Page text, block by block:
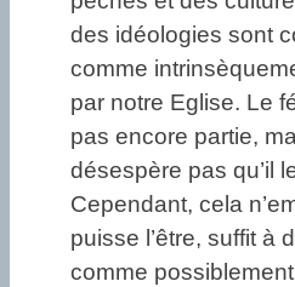
des idéologies sont
comme
par notre Eglise. Le
pas encore partie,
désespère pas qu’il
Cependant, cela
puisse l’être, suffit à
comme